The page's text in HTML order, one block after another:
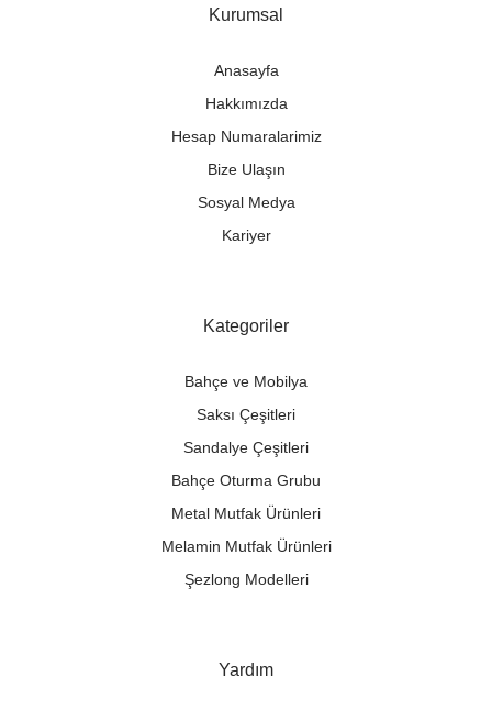
Kurumsal
Anasayfa
Hakkımızda
Hesap Numaralarimiz
Bize Ulaşın
Sosyal Medya
Kariyer
Kategoriler
Bahçe ve Mobilya
Saksı Çeşitleri
Sandalye Çeşitleri
Bahçe Oturma Grubu
Metal Mutfak Ürünleri
Melamin Mutfak Ürünleri
Şezlong Modelleri
Yardım